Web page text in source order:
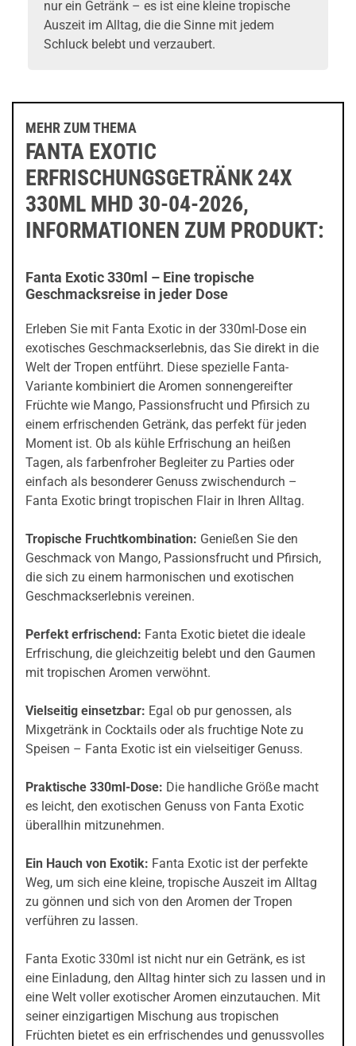
nur ein Getränk – es ist eine kleine tropische
Auszeit im Alltag, die die Sinne mit jedem
Schluck belebt und verzaubert.
MEHR ZUM THEMA
FANTA EXOTIC
ERFRISCHUNGSGETRÄNK 24X
330ML MHD 30-04-2026,
INFORMATIONEN ZUM PRODUKT:
Fanta Exotic 330ml – Eine tropische
Geschmacksreise in jeder Dose
Erleben Sie mit Fanta Exotic in der 330ml-Dose ein
exotisches Geschmackserlebnis, das Sie direkt in die
Welt der Tropen entführt. Diese spezielle Fanta-
Variante kombiniert die Aromen sonnengereifter
Früchte wie Mango, Passionsfrucht und Pfirsich zu
einem erfrischenden Getränk, das perfekt für jeden
Moment ist. Ob als kühle Erfrischung an heißen
Tagen, als farbenfroher Begleiter zu Parties oder
einfach als besonderer Genuss zwischendurch –
Fanta Exotic bringt tropischen Flair in Ihren Alltag.
Tropische Fruchtkombination: Genießen Sie den
Geschmack von Mango, Passionsfrucht und Pfirsich,
die sich zu einem harmonischen und exotischen
Geschmackserlebnis vereinen.
Perfekt erfrischend: Fanta Exotic bietet die ideale
Erfrischung, die gleichzeitig belebt und den Gaumen
mit tropischen Aromen verwöhnt.
Vielseitig einsetzbar: Egal ob pur genossen, als
Mixgetränk in Cocktails oder als fruchtige Note zu
Speisen – Fanta Exotic ist ein vielseitiger Genuss.
Praktische 330ml-Dose: Die handliche Größe macht
es leicht, den exotischen Genuss von Fanta Exotic
überallhin mitzunehmen.
Ein Hauch von Exotik: Fanta Exotic ist der perfekte
Weg, um sich eine kleine, tropische Auszeit im Alltag
zu gönnen und sich von den Aromen der Tropen
verführen zu lassen.
Fanta Exotic 330ml ist nicht nur ein Getränk, es ist
eine Einladung, den Alltag hinter sich zu lassen und in
eine Welt voller exotischer Aromen einzutauchen. Mit
seiner einzigartigen Mischung aus tropischen
Früchten bietet es ein erfrischendes und genussvolles